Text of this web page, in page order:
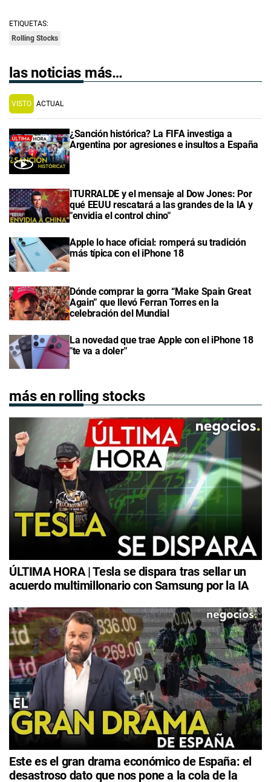
ETIQUETAS:
Rolling Stocks
las noticias más…
VISTO ACTUAL
¿Sanción histórica? La FIFA investiga a
Argentina por agresiones e insultos a España
ITURRALDE y el mensaje al Dow Jones: Por
qué EEUU rescatará a las grandes de la IA y
"envidia el control chino"
Apple lo hace oficial: romperá su tradición
más típica con el iPhone 18
Dónde comprar la gorra “Make Spain Great
Again” que llevó Ferran Torres en la
celebración del Mundial
La novedad que trae Apple con el iPhone 18
"te va a doler"
más en rolling stocks
ÚLTIMA HORA | Tesla se dispara tras sellar un
acuerdo multimillonario con Samsung por la IA
Este es el gran drama económico de España: el
desastroso dato que nos pone a la cola de la